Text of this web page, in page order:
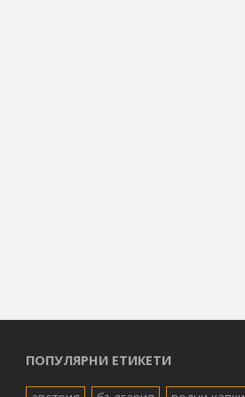
ПОПУЛЯРНИ ЕТИКЕТИ